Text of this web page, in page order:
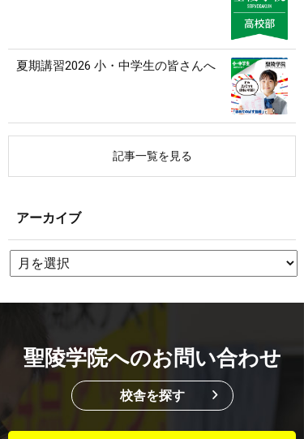
夏期講習2026 小・中学生の皆さんへ
記事一覧を見る
アーカイブ
聖陵学院へのお問い合わせ
校舎を探す